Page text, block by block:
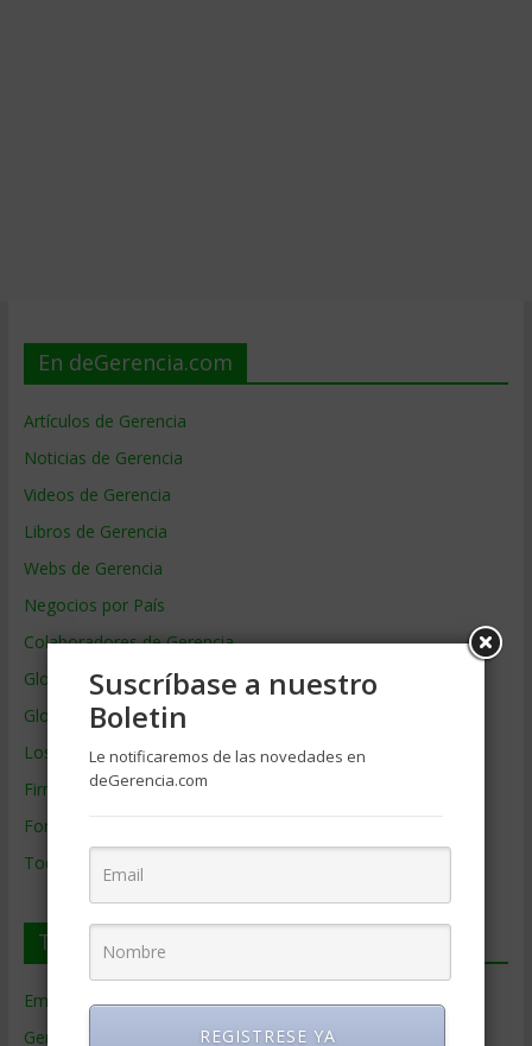
En deGerencia.com
Artículos de Gerencia
Noticias de Gerencia
Videos de Gerencia
Libros de Gerencia
Webs de Gerencia
Negocios por País
Colaboradores de Gerencia
Glosario
Glosario Inglés – Español
Los mejores MBA
Firmas de Gerencia
Formación de Gerencia
Todos los Temas
Temas de Gerencia
Empresas de Gerencia(38)
Gerencia
Suscríbase a nuestro
Boletin
Le notificaremos de las novedades en
deGerencia.com
REGISTRESE YA